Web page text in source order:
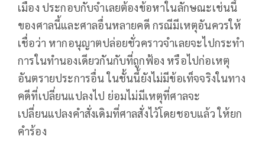
เมือง ประกอบกับจำเลยต้องข้อหาในลักษณะเช่นนี้
ของศาลนี้และศาลอื่นหลายคดี กรณีมีเหตุอันควรให้
เชื่อว่า หากอนุญาตปล่อยชั่วคราวจำเลยจะไปกระทำ
การในทำนองเดียวกันกับที่ถูกฟ้อง หรือไปก่อเหตุ
อันตรายประการอื่น ในชั้นนี้ยังไม่มีข้อเท็จจริงในทาง
คดีที่เปลี่ยนแปลงไป ย่อมไม่มีเหตุที่ศาลจะ
เปลี่ยนแปลงคำสั่งเดิมที่ศาลสั่งไว้โดยชอบแล้ว ให้ยก
คำร้อง